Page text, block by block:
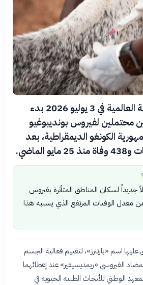
أعلنت منظمة الصحة العالمية في 3 يوليو 2026 بدء
محتملين لفيروس بونديبوغيو
الكونغو الديمقراطية، بعد
جديداً لسكان المناطق المتأثرة بفيروس
معدل الوفيات المرتفع الذي يسببه هذا
عليها اسم «بارتنرز»، لتقييم فعالية الجسم
الفيروسي «ريمديسيفير» عند إعطائهما
الوطني للأبحاث الطبية الحيوية في